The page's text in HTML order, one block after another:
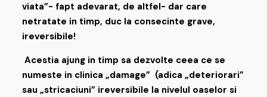
viata”- fapt adevarat, de altfel- dar care
netratate in timp, duc la consecinte grave,
ireversibile!
Acestia ajung in timp sa dezvolte ceea ce se
numeste in clinica „damage” (adica „deteriorari”
sau „stricaciuni” ireversibile la nivelul oaselor si